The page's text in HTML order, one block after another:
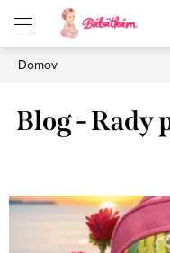
obsah
Domov
Blog - Rady
V